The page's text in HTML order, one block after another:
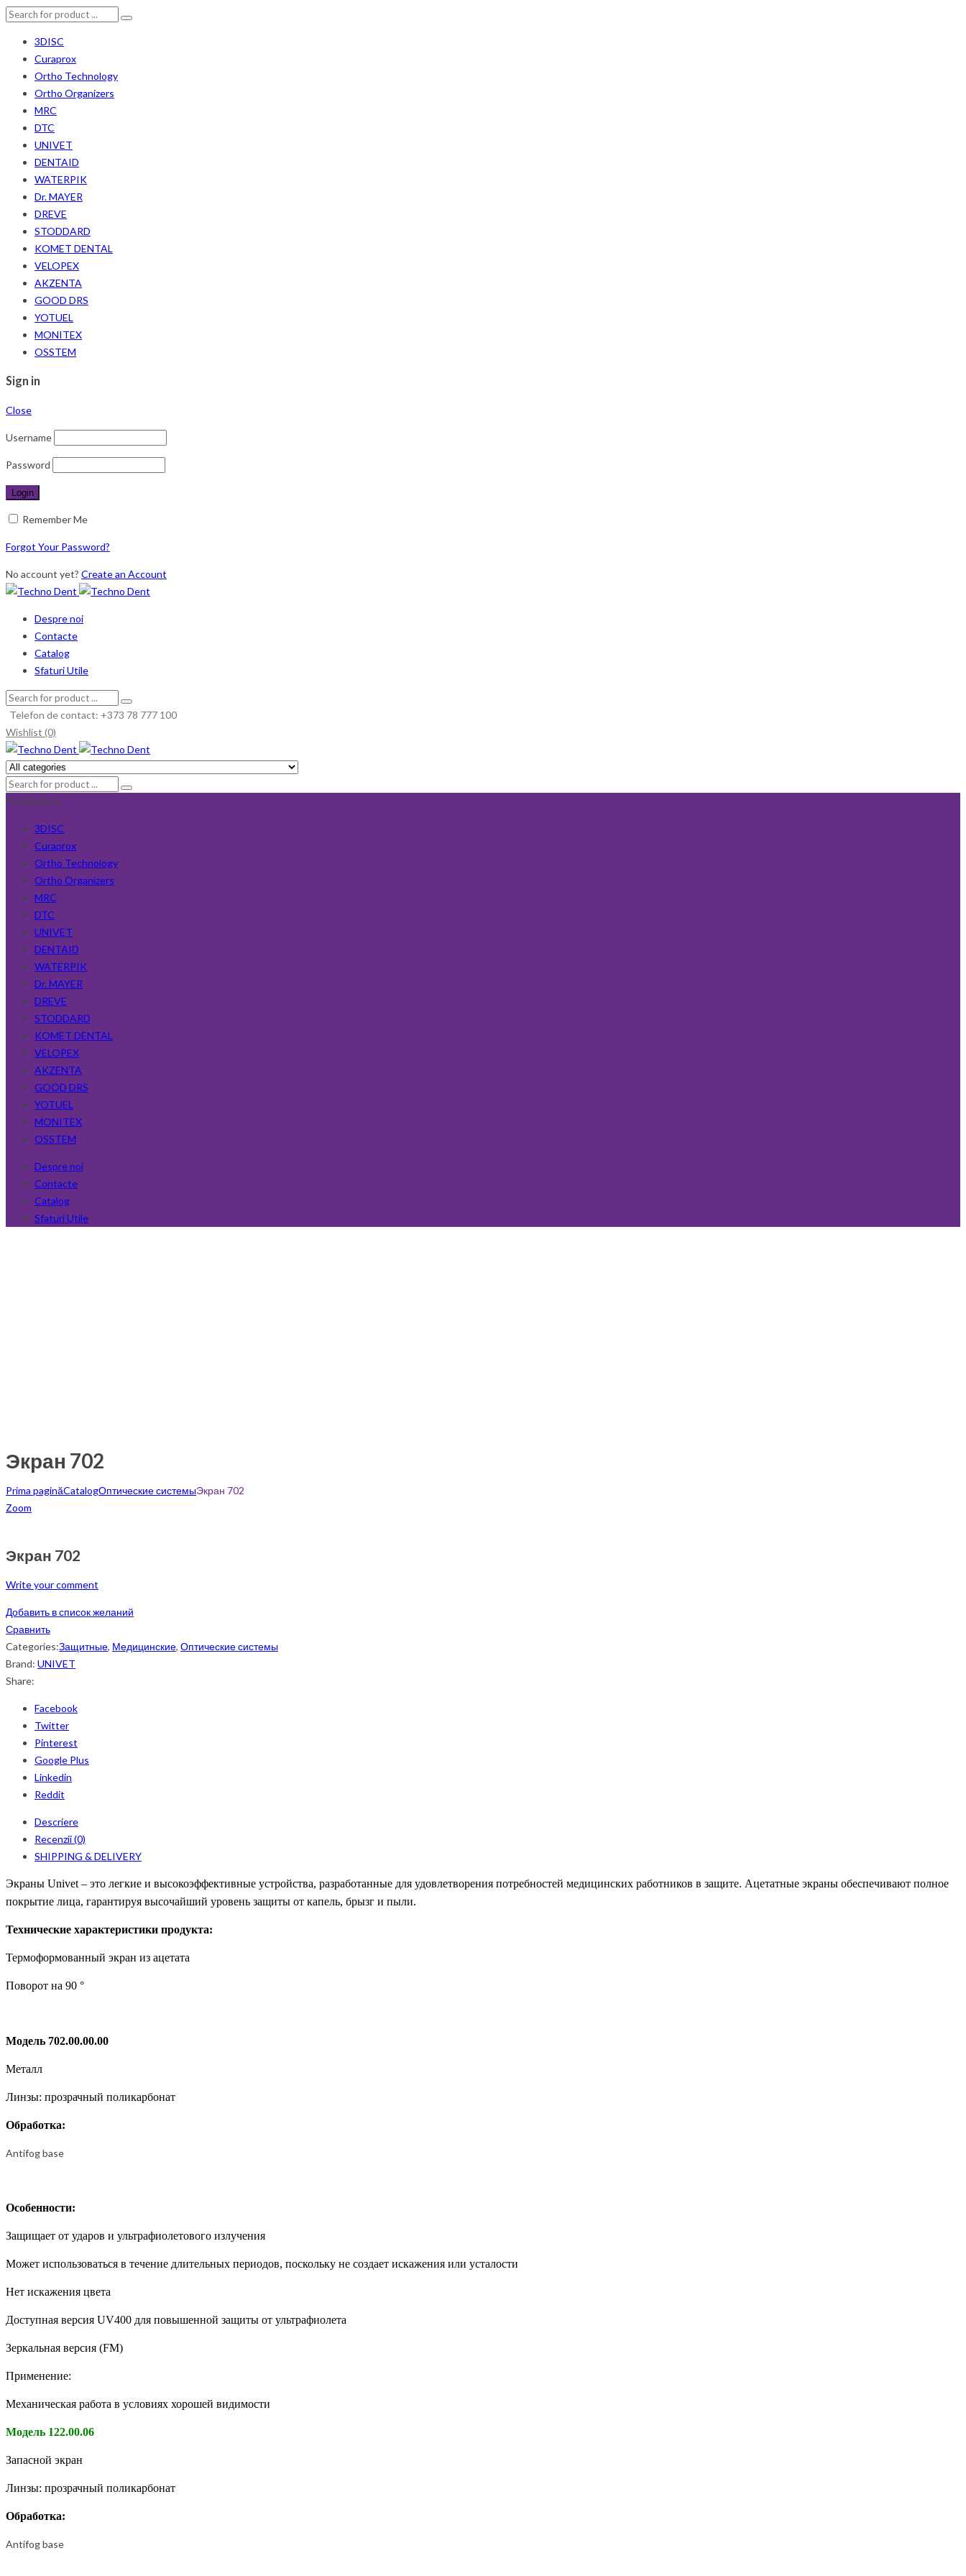
3DISC
Curaprox
Ortho Technology
Ortho Organizers
MRC
DTC
UNIVET
DENTAID
WATERPIK
Dr. MAYER
DREVE
STODDARD
KOMET DENTAL
VELOPEX
AKZENTA
GOOD DRS
YOTUEL
MONITEX
OSSTEM
Sign in
Close
Username
Password
Remember Me
Forgot Your Password?
No account yet? Create an Account
Despre noi
Contacte
Catalog
Sfaturi Utile
Telefon de contact: +373 78 777 100
Wishlist (0)
Producători
3DISC
Curaprox
Ortho Technology
Ortho Organizers
MRC
DTC
UNIVET
DENTAID
WATERPIK
Dr. MAYER
DREVE
STODDARD
KOMET DENTAL
VELOPEX
AKZENTA
GOOD DRS
YOTUEL
MONITEX
OSSTEM
Despre noi
Contacte
Catalog
Sfaturi Utile
Экран 702
Prima paginăCatalogОптические системыЭкран 702
Zoom
Экран 702
Write your comment
Добавить в список желаний
Сравнить
Categories:Защитные, Медицинские, Оптические системы
Brand: UNIVET
Share:
Facebook
Twitter
Pinterest
Google Plus
Linkedin
Reddit
Descriere
Recenzii (0)
SHIPPING & DELIVERY
Экраны Univet – это легкие и высокоэффективные устройства, разработанные для удовлетворения потребностей медицинских работников в защите. Ацетатные экраны обеспечивают полное
покрытие лица, гарантируя высочайший уровень защиты от капель, брызг и пыли.
Технические характеристики продукта:
Термоформованный экран из ацетата
Поворот на 90 °
Модель 702.00.00.00
Металл
Линзы: прозрачный поликарбонат
Обработка:
Antifog base
Особенности:
Защищает от ударов и ультрафиолетового излучения
Может использоваться в течение длительных периодов, поскольку не создает искажения или усталости
Нет искажения цвета
Доступная версия UV400 для повышенной защиты от ультрафиолета
Зеркальная версия (FM)
Применение:
Механическая работа в условиях хорошей видимости
Модель 122.00.06
Запасной экран
Линзы: прозрачный поликарбонат
Обработка:
Antifog base